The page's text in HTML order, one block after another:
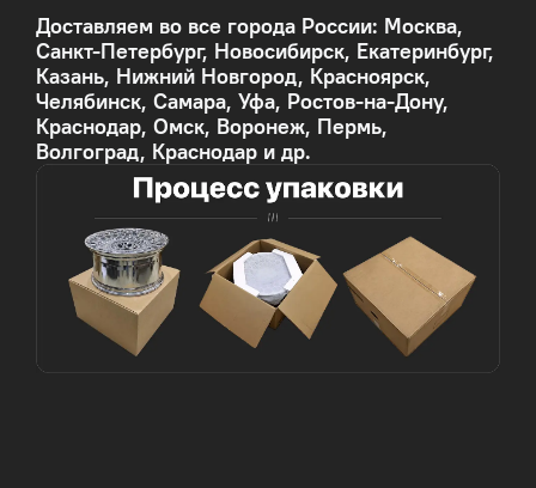
Доставляем во все города России: Москва,
Санкт-Петербург, Новосибирск, Екатеринбург,
Казань, Нижний Новгород, Красноярск,
Челябинск, Самара, Уфа, Ростов-на-Дону,
Краснодар, Омск, Воронеж, Пермь,
Волгоград, Краснодар и др.